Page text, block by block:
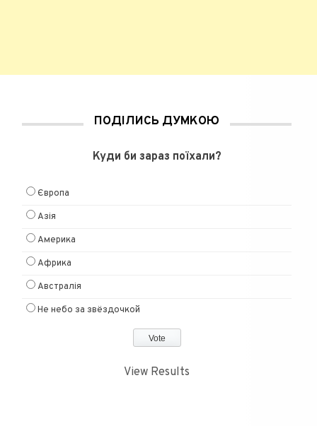
ПОДІЛИСЬ ДУМКОЮ
Куди би зараз поїхали?
Європа
Азія
Америка
Африка
Австралія
Не небо за звёздочкой
View Results